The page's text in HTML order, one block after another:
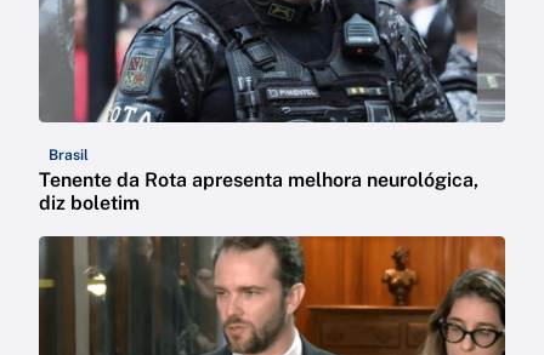
Brasil
Tenente da Rota apresenta melhora neurológica,
diz boletim